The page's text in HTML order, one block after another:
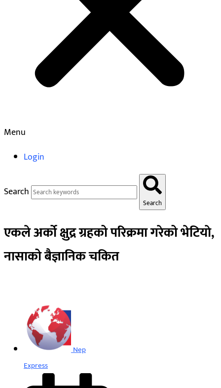
Menu
Login
Search
Search
एकले अर्को क्षुद्र ग्रहको परिक्रमा गरेको भेटियाे,
नासाको बैज्ञानिक चकित
Nep
Express